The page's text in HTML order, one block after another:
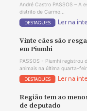
André Castro PASSOS – A
distrito de Carmo...
DESTAQUES Ler na
Vinte cães são
em Piumhi
PASSOS - Piumhi registrou
animais na última quarta-
DESTAQUES Ler na
Região tem ao
de deputado